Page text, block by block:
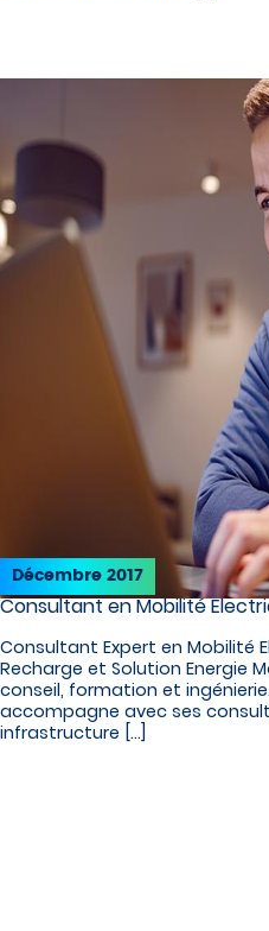
Décembre 2017
Consultant en Mobilité
Consultant Expert en Mobilité
Recharge et Solution Energie
conseil, formation et
accompagne avec ses
infrastructure […]